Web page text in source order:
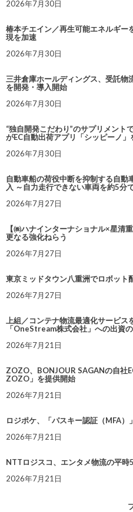
2026年7月30日
椿本チエイン／再生可能エネルギー
現を加速
2026年7月30日
三井倉庫ホールディングス、受託物
を開発・導入開始
2026年7月30日
“独自開発こだわり”のサプリメント
がEC自動出荷アプリ「シッピーノ」
2026年7月30日
自動車船の荷役中断を抑制する自動
入 ～自力走行できない車両を約5分
2026年7月27日
【㈱ハナインターナショナル×星清
更なる強化ねらう
2026年7月27日
東京ミッドタウン八重洲でロボット
2026年7月27日
上組／コンテナ物流最適化サービス
「OneStream株式会社」への出資
2026年7月21日
ZOZO、BONJOUR SAGANの自社
ZOZO」を提供開始
2026年7月21日
ロジポケ、「パスキー認証（MFA）
2026年7月21日
NTTロジスコ、エンタメ物流の平
2026年7月21日